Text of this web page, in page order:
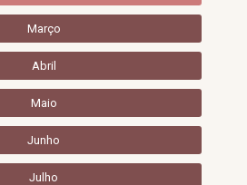
Março
Abril
Maio
Junho
Julho